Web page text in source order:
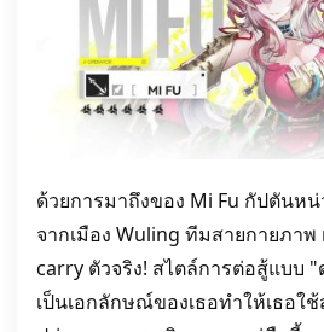
ด้วยการมาถึงของ Mi Fu กัปตันห
จากเมือง Wuling ทีมสายกายภา
carry ตัวจริง! สไตล์การต่อสู้แบบ
เป็นเอกลักษณ์ของเธอทำให้เธอใ